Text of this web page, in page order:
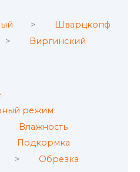
Шварцкопф
Виргинский
режим
Влажность
Подкормка
Обрезка